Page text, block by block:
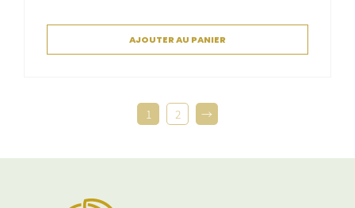
AJOUTER AU PANIER
1 2 →